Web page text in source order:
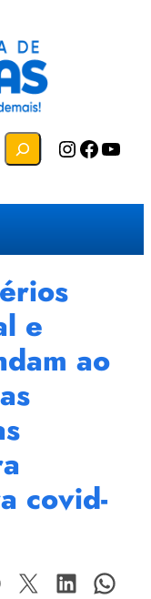
Instagram Facebook YouTube
e
ao
covid-